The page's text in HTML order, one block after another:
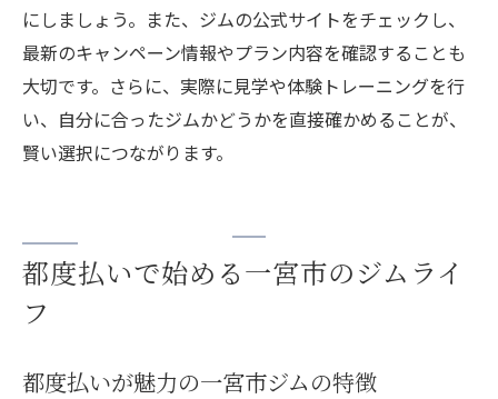
にしましょう。また、ジムの公式サイトをチェックし、
最新のキャンペーン情報やプラン内容を確認することも
大切です。さらに、実際に見学や体験トレーニングを行
い、自分に合ったジムかどうかを直接確かめることが、
賢い選択につながります。
都度払いで始める一宮市のジムライ
フ
都度払いが魅力の一宮市ジムの特徴